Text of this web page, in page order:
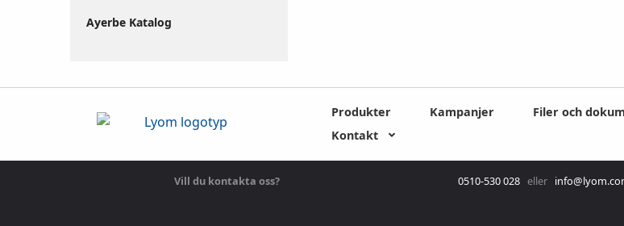
Ayerbe Katalog
Produkter Kampanjer Filer och
Kontakt
Vill du kontakta oss? 0510-530 028 eller